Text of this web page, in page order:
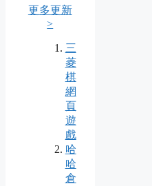
更多更新
>
三
菱
棋
網
頁
遊
戲
哈
哈
倉